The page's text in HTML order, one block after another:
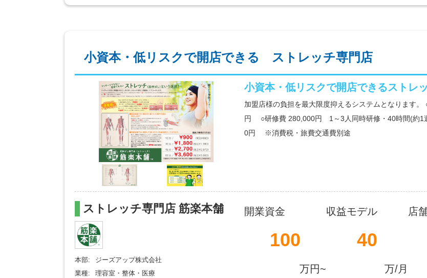
小資本・低リスクで開店できる ストレッチ専門店
小資本・低リスクで開店できるストレ
加盟店様の負担を最大限度抑えるシステムとなります。
円 ○研修費 280,000円 1～3人同時研修・40時間(約
0円 ※消費税・旅費交通費別途
ストレッチ専門店 筋楽本舗
本部:
ジーズアップ株式会社
業種:
理容室・整体・医療
開業資金
100
万円~
収益モデル
40
万/月
店